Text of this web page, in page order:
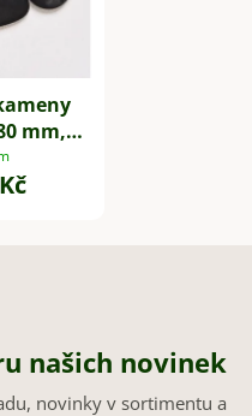
mm,
našich novinek
novinky v sortimentu a